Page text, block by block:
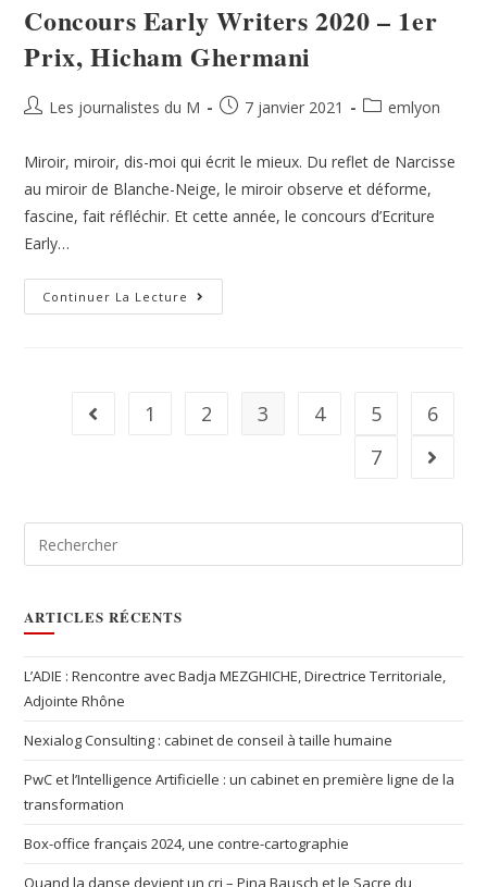
Concours Early Writers 2020 – 1er
Prix, Hicham Ghermani
Les journalistes du M 7 janvier 2021 emlyon
Miroir, miroir, dis-moi qui écrit le mieux. Du reflet de Narcisse
au miroir de Blanche-Neige, le miroir observe et déforme,
fascine, fait réfléchir. Et cette année, le concours d’Ecriture
Early…
Continuer La Lecture
1 2 3 4 5
6
7
ARTICLES RÉCENTS
L’ADIE : Rencontre avec Badja MEZGHICHE, Directrice Territoriale,
Adjointe Rhône
Nexialog Consulting : cabinet de conseil à taille humaine
PwC et l’Intelligence Artificielle : un cabinet en première ligne de la
transformation
Box-office français 2024, une contre-cartographie
Quand la danse devient un cri – Pina Bausch et le Sacre du